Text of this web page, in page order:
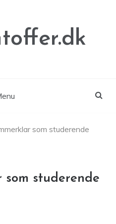
som studerende
som studerende